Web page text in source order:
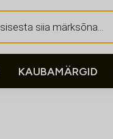
KAUBAMÄRGID